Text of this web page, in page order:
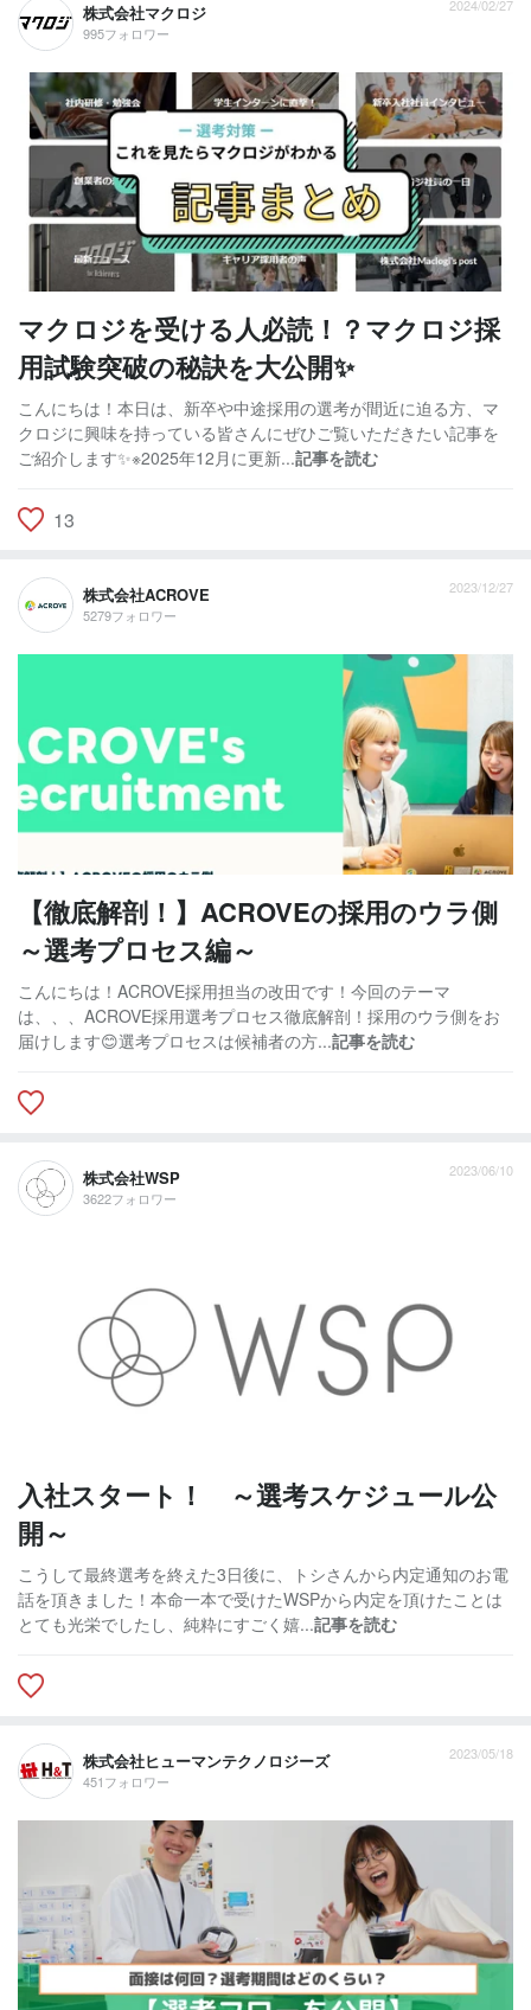
株式会社マクロジ
995フォロワー
2024/02/27
マクロジを受ける人必読！？マクロジ採
用試験突破の秘訣を大公開✨
こんにちは！本日は、新卒や中途採用の選考が間近に迫る方、マ
クロジに興味を持っている皆さんにぜひご覧いただきたい記事を
ご紹介します✨※2025年12月に更新...記事を読む
13
株式会社ACROVE
5279フォロワー
2023/12/27
【徹底解剖！】ACROVEの採用のウラ側
～選考プロセス編～
こんにちは！ACROVE採用担当の改田です！今回のテーマ
は、、、ACROVE採用選考プロセス徹底解剖！採用のウラ側をお
届けします😊選考プロセスは候補者の方...記事を読む
株式会社WSP
3622フォロワー
2023/06/10
入社スタート！ ～選考スケジュール公
開～
こうして最終選考を終えた3日後に、トシさんから内定通知のお電
話を頂きました！本命一本で受けたWSPから内定を頂けたことは
とても光栄でしたし、純粋にすごく嬉...記事を読む
株式会社ヒューマンテクノロジーズ
451フォロワー
2023/05/18